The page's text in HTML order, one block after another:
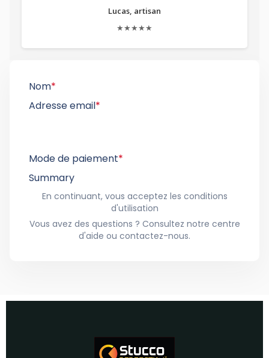
Lucas, artisan
★★★★★
Nom*
Adresse email*
Mode de paiement*
Summary
En continuant, vous acceptez les conditions
d'utilisation
Vous avez des questions ? Consultez notre centre
d'aide ou contactez-nous.